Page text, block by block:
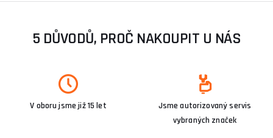
5 DŮVODŮ, PROČ NAKOUPIT U NÁS
V oboru jsme již 15 let
Jsme autorizovaný servis
vybraných značek